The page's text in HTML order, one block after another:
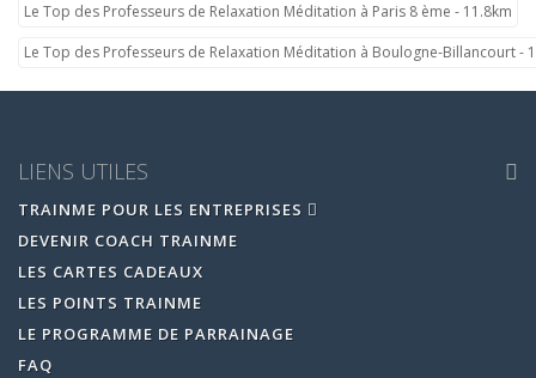
Le Top des Professeurs de Relaxation Méditation à Paris 8 ème - 11.8km
Le Top des Professeurs de Relaxation Méditation à Boulogne-Billancourt -
LIENS UTILES
TRAINME POUR LES ENTREPRISES
DEVENIR COACH TRAINME
LES CARTES CADEAUX
LES POINTS TRAINME
LE PROGRAMME DE PARRAINAGE
FAQ